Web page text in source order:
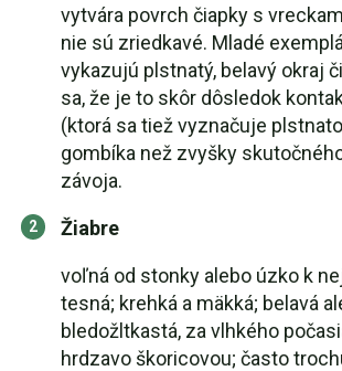
vytvára povrch čiapky s
nie sú zriedkavé. Mladé
vykazujú plstnatý, belavý okraj
sa, že je to skôr dôsledok
(ktorá sa tiež vyznačuje
gombíka než zvyšky
závoja.
Žiabre
voľná od stonky alebo úzko k
tesná; krehká a mäkká; belavá
bledožltkastá, za vlhkého
hrdzavo škoricovou; často